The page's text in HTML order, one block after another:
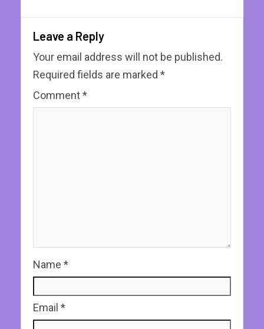
Leave a Reply
Your email address will not be published.
Required fields are marked *
Comment*
Name *
Email *